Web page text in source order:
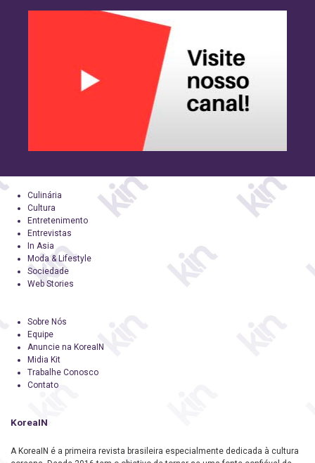
Culinária
Cultura
Entretenimento
Entrevistas
In Asia
Moda & Lifestyle
Sociedade
Web Stories
Sobre Nós
Equipe
Anuncie na KoreaIN
Midia Kit
Trabalhe Conosco
Contato
KoreaIN
A KoreaIN é a primeira revista brasileira especialmente dedicada à cultura